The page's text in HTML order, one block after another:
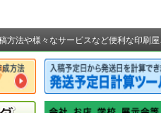
方法や様々なサービスなど便利な印刷